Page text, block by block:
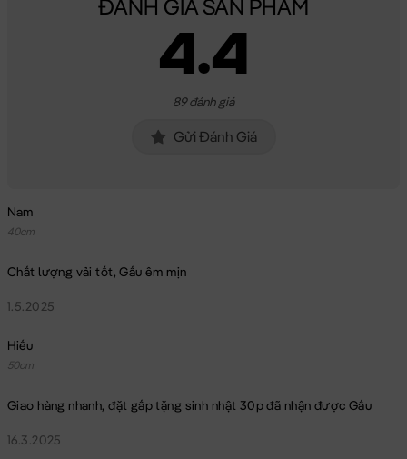
ĐÁNH GIÁ SẢN PHẨM
4.4
89 đánh giá
Gửi Đánh Giá
Nam
40cm
Chất lượng vải tốt, Gấu êm mịn
1.5.2025
Hiếu
50cm
Giao hàng nhanh, đặt gấp tặng sinh nhật 30p đã nhận được Gấu
16.3.2025